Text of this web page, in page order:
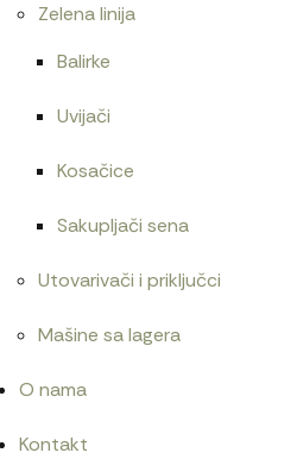
Zelena linija
Balirke
Uvijači
Kosačice
Sakupljači sena
Utovarivači i priključci
Mašine sa lagera
O nama
Kontakt